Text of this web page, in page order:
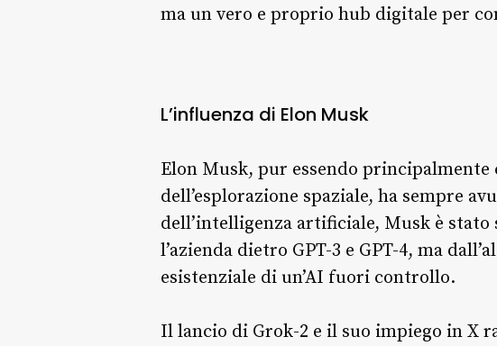
ma un vero e proprio hub digitale per
L’influenza di Elon Musk
Elon Musk, pur essendo
dell’esplorazione spaziale, ha sempre
dell’intelligenza artificiale, Musk è
l’azienda dietro GPT-3 e GPT-4, ma
esistenziale di un’AI fuori controllo.
Il lancio di Grok-2 e il suo impiego in X